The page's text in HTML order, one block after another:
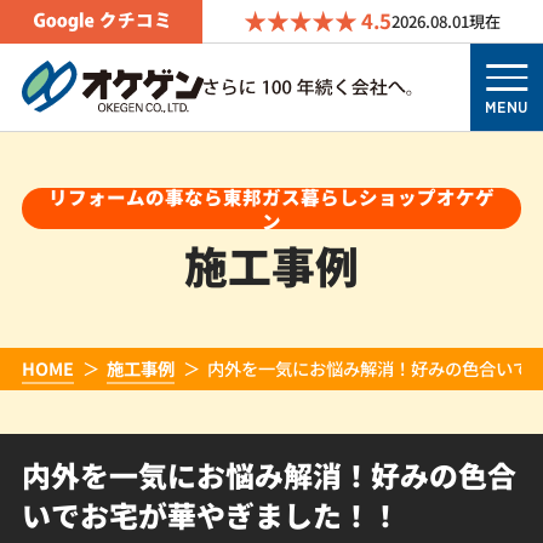
4.52026.08.01現在
MENU
リフォームの事なら東邦ガス暮らしショップオケゲ
ン
施工事例
HOME 施工事例 内外を一気にお悩み解消！好みの色合いで
内外を一気にお悩み解消！好みの色合
いでお宅が華やぎました！！